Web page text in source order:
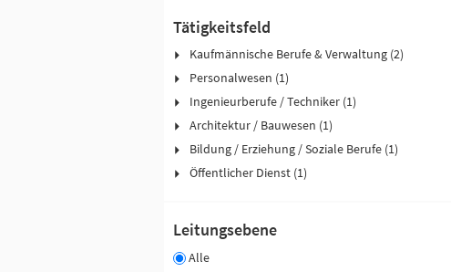
Tätigkeitsfeld
Kaufmännische Berufe & Verwaltung (2)
Personalwesen (1)
Ingenieurberufe / Techniker (1)
Architektur / Bauwesen (1)
Bildung / Erziehung / Soziale Berufe (1)
Öffentlicher Dienst (1)
Leitungsebene
Alle